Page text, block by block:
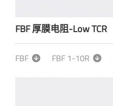
FBF 厚膜电阻-Low TCR
FBF FBF 1-10R